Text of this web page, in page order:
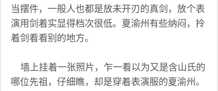
当摆件，一般人也都是放未开刃的真剑，放个表
演用剑着实显得档次很低。夏渝州有些纳闷，拎
着剑看看别的地方。
墙上挂着一张照片，乍一看以为又是含山氏的
哪位先祖，仔细瞧，却是穿着表演服的夏渝州。